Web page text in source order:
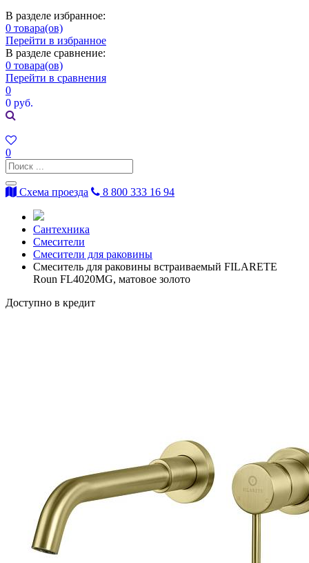
В разделе избранное:
0 товара(ов)
Перейти в избранное
В разделе сравнение:
0 товара(ов)
Перейти в сравнения
0
0 руб.
0
Схема проезда 8 800 333 16 94
Сантехника
Смесители
Смесители для раковины
Смеситель для раковины встраиваемый FILARETE
Roun FL4020MG, матовое золото
Доступно в кредит